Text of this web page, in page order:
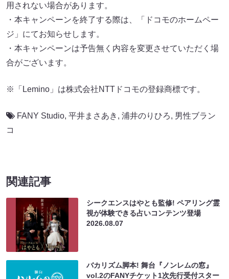
用されない場合があります。
・本キャンペーンを終了する際は、「ドコモのホームペー
ジ」にてお知らせします。
・本キャンペーンは予告無く内容を変更させていただく場
合がございます。
※「Lemino」は株式会社NTTドコモの登録商標です。
FANY Studio, 平井まさあき , 浦井のりひろ, 男性ブラン
コ
関連記事
シークエンスはやとも監修! ペアリング霊
視が体験できる占いコンテンツ登場
2026.08.07
バカリズム脚本! 舞台『ノンレムの窓』
vol.2のFANYチケット1次先行受付スター